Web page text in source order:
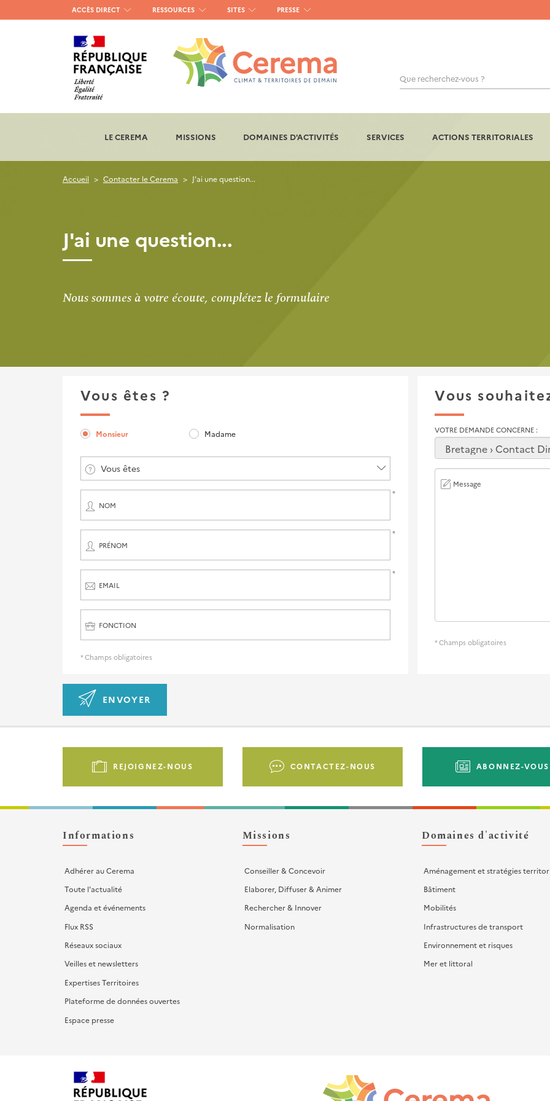
Menu
haut
gauche
ACCÈS DIRECT RESSOURCES SITES PRESSE
Que recherchez-vous ?
LE CEREMA MISSIONS DOMAINES D'ACTIVITÉS SERVICES ACTIONS TERRITORIALES
Accueil Contacter le Cerema J'ai une question...
J'ai une question...
Nous sommes à votre écoute, complétez le formulaire
Vous êtes ?
Monsieur Madame
Vous êtes
NOM
PRÉNOM
EMAIL
FONCTION
* Champs obligatoires
Vous
VOTRE DEMANDE CONCERNE
Message
* Champs obligatoires
ENVOYER
Pied
Liens
d'actions
REJOIGNEZ-NOUS CONTACTEZ-NOUS ABONNEZ-VOUS
Informations
Adhérer au Cerema
Toute l'actualité
Agenda et événements
Flux RSS
Réseaux sociaux
Veilles et newsletters
Expertises Territoires
Plateforme de données ouvertes
Espace presse
Missions
Conseiller & Concevoir
Elaborer, Diffuser & Animer
Rechercher & Innover
Normalisation
Domaines d'activité
Aménagement et stratégies
Bâtiment
Mobilités
Infrastructures de transport
Environnement et risques
Mer et littoral